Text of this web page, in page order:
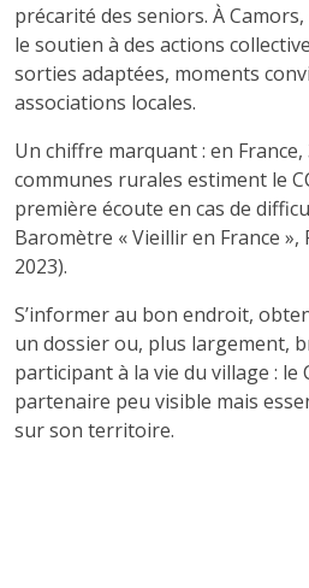
précarité des seniors. À
le soutien à des actions
sorties adaptées, moments
associations locales.
Un chiffre marquant : en
communes rurales estiment le
première écoute en cas de
Baromètre « Vieillir en France »,
2023).
S’informer au bon endroit,
un dossier ou, plus largement,
participant à la vie du village : le
partenaire peu visible mais
sur son territoire.